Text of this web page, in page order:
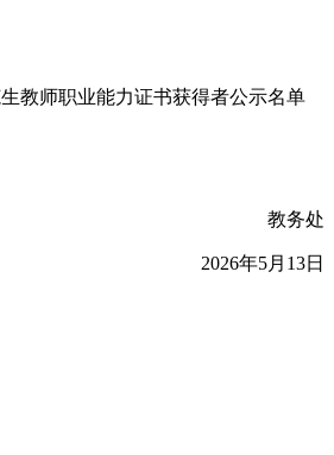
师职业能力证书获得者公示名单
教务处
2026年5月13日